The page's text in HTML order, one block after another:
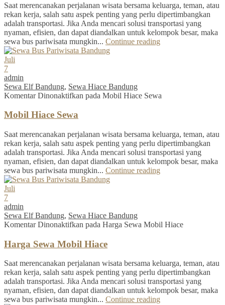
Saat merencanakan perjalanan wisata bersama keluarga, teman, atau
rekan kerja, salah satu aspek penting yang perlu dipertimbangkan
adalah transportasi. Jika Anda mencari solusi transportasi yang
nyaman, efisien, dan dapat diandalkan untuk kelompok besar, maka
sewa bus pariwisata mungkin... Continue reading
Juli
7
admin
Sewa Elf Bandung, Sewa Hiace Bandung
Komentar Dinonaktifkan pada Mobil Hiace Sewa
Mobil Hiace Sewa
Saat merencanakan perjalanan wisata bersama keluarga, teman, atau
rekan kerja, salah satu aspek penting yang perlu dipertimbangkan
adalah transportasi. Jika Anda mencari solusi transportasi yang
nyaman, efisien, dan dapat diandalkan untuk kelompok besar, maka
sewa bus pariwisata mungkin... Continue reading
Juli
7
admin
Sewa Elf Bandung, Sewa Hiace Bandung
Komentar Dinonaktifkan pada Harga Sewa Mobil Hiace
Harga Sewa Mobil Hiace
Saat merencanakan perjalanan wisata bersama keluarga, teman, atau
rekan kerja, salah satu aspek penting yang perlu dipertimbangkan
adalah transportasi. Jika Anda mencari solusi transportasi yang
nyaman, efisien, dan dapat diandalkan untuk kelompok besar, maka
sewa bus pariwisata mungkin... Continue reading